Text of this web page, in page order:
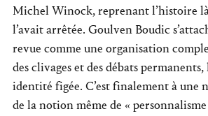
Michel Winock, reprenant l’histoire
l’avait arrêtée. Goulven Boudic
revue comme une organisation
des clivages et des débats
identité figée. C’est finalement à une
de la notion même de «